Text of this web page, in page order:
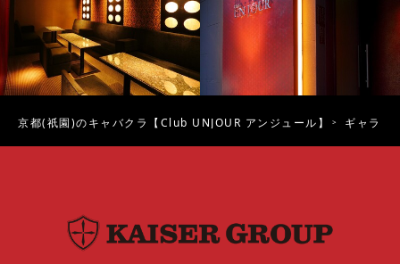
京都(祇園)のキャバクラ【Club UNJOUR アンジュール】 ギャラリ